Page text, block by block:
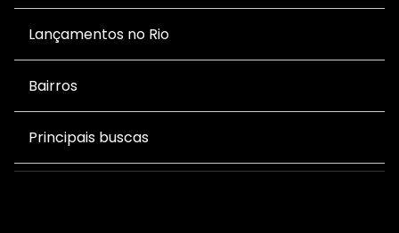
Lançamentos no Rio
Bairros
Principais buscas